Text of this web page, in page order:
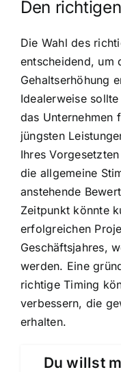
Den
Die Wahl des
entscheidend, um
Gehaltserhöhung
Idealerweise
das Unternehmen
jüngsten
Ihres
die allgemeine
anstehende
Zeitpunkt könnte
erfolgreichen
Geschäftsjahres,
werden. Eine
richtige Timing
verbessern, die
erhalten.
Du willst